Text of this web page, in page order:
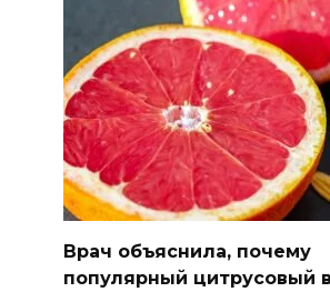
Врач объяснила, почему
популярный цитрусовый